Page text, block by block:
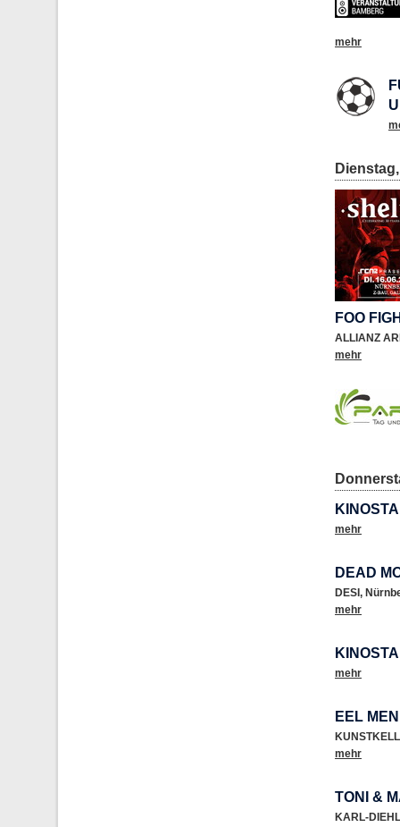
mehr
FOO
ALLIANZ
mehr
mehr
DEAD
DESI ,
mehr
mehr
EEL
mehr
TONI &
KARL-